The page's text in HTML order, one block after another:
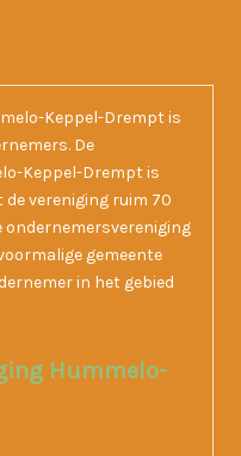
Keppel-Drempt is
De
Keppel-Drempt is
vereniging ruim 70
ondernemersvereniging
gemeente
in het gebied
Hummelo-